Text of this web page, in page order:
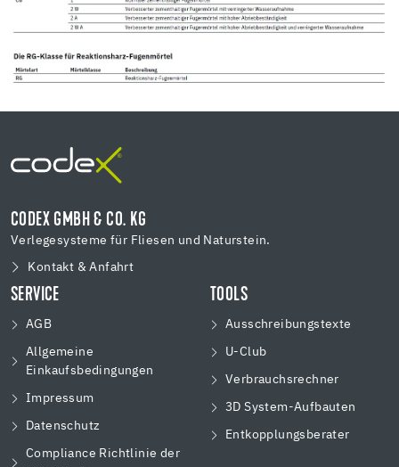
CODEX GMBH & CO. KG
Verlegesysteme für Fliesen und Naturstein.
Kontakt & Anfahrt
SERVICE
AGB
Allgemeine
Einkaufsbedingungen
Impressum
Datenschutz
Compliance Richtlinie der
TOOLS
Ausschreibungstexte
U-Club
Verbrauchsrechner
3D System-Aufbauten
Entkopplungsberater